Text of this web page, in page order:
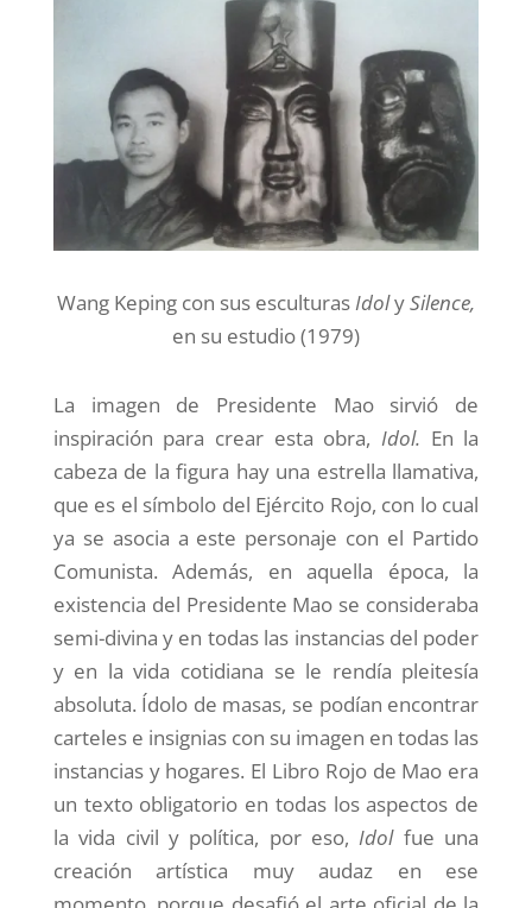
Wang Keping con sus esculturasIdolySilence,
en su estudio (1979)
La imagen de Presidente Mao sirvió de
inspiración para crear esta obra, Idol. En la
cabeza de la figura hay una estrella llamativa,
que es el símbolo del Ejército Rojo, con lo cual
ya se asocia a este personaje con el Partido
Comunista. Además, en aquella época, la
existencia del Presidente Mao se consideraba
semi-divina y en todas las instancias del poder
y en la vida cotidiana se le rendía pleitesía
absoluta. Ídolo de masas, se podían encontrar
carteles e insignias con su imagen en todas las
instancias y hogares. El Libro Rojo de Mao era
un texto obligatorio en todas los aspectos de
la vida civil y política, por eso,Idolfue una
creación artística muy audaz en ese